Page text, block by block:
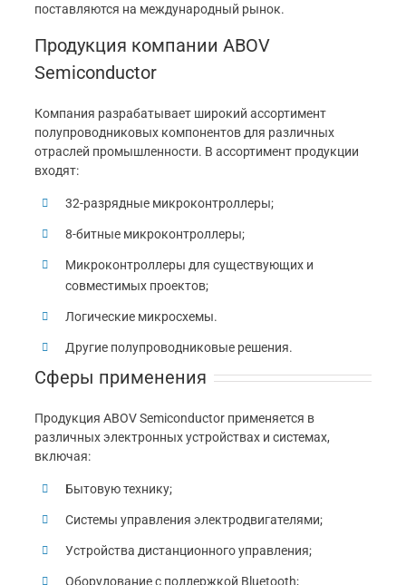
поставляются на международный рынок.
Продукция компании ABOV
Semiconductor
Компания разрабатывает широкий ассортимент
полупроводниковых компонентов для различных
отраслей промышленности. В ассортимент продукции
входят:
32-разрядные микроконтроллеры;
8-битные микроконтроллеры;
Микроконтроллеры для существующих и
совместимых проектов;
Логические микросхемы.
Другие полупроводниковые решения.
Сферы применения
Продукция ABOV Semiconductor применяется в
различных электронных устройствах и системах,
включая:
Бытовую технику;
Системы управления электродвигателями;
Устройства дистанционного управления;
Оборудование с поддержкой Bluetooth;